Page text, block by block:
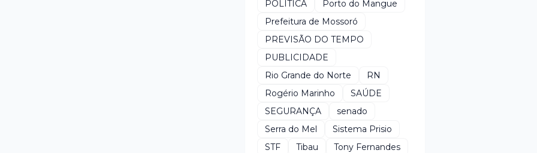
POLÍTICA
Porto do Mangue
Prefeitura de Mossoró
PREVISÃO DO TEMPO
PUBLICIDADE
Rio Grande do Norte
RN
Rogério Marinho
SAÚDE
SEGURANÇA
senado
Serra do Mel
Sistema Prisio
STF
Tibau Tony Fernandes